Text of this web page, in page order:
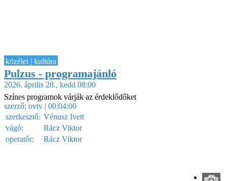
közélet | kultúra
Pulzus - programajánló
2026. április 28., kedd 08:00
Színes programok várják az érdeklődőket
szerző: ovtv | 00:04:00
szerkesztő: Vénusz Ivett
vágó:
Rácz Viktor
operatőr:
Rácz Viktor